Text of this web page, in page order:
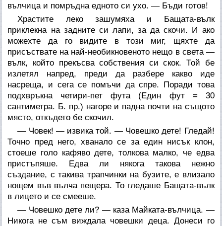
вълчица и помръдна едното си ухо. — Бъди готов!
Храстите леко зашумяха и Бащата-вълк
приклекна на задните си лапи, за да скочи. И ако
можехте да го видите в този миг, щяхте да
присъствате на най-необикновеното нещо в света —
вълк, който прекъсва собствения си скок. Той бе
излетял напред, преди да разбере какво иде
насреща, и сега се помъчи да спре. Поради това
подхвръкна четири-пет фута (Един фут = 30
сантиметра. Б. пр.) нагоре и падна почти на същото
място, откъдето бе скочил.
— Човек! — извика той. — Човешко дете! Гледай!
Точно пред него, хванало се за един нисък клон,
стоеше голо кафяво дете, толкова малко, че едва
пристъпяше. Едва ли някога такова нежно
създание, с такива трапчинки на бузите, е влизало
нощем във вълча пещера. То гледаше Бащата-вълк
в лицето и се смееше.
— Човешко дете ли? — каза Майката-вълчица. —
Никога не съм виждала човешки деца. Донеси го